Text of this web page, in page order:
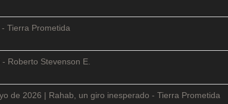
Tierra Prometida
Roberto Stevenson E.
de 2026 | Rahab, un giro inesperado - Tierra Prometida